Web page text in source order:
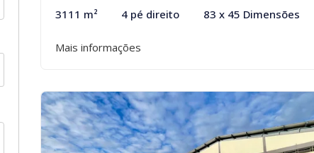
3111 m² 4 pé direito 83 x 45 Dimensões
Mais informações